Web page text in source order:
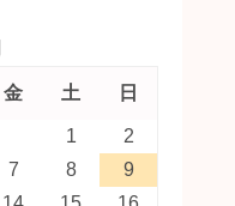
金 土 日
1
2
7 8
9